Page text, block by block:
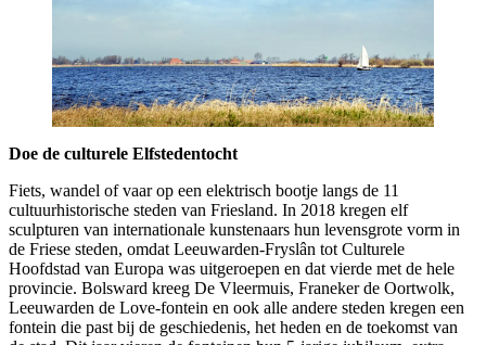
Doe de culturele Elfstedentocht
Fiets, wandel of vaar op een elektrisch bootje langs de 11
cultuurhistorische steden van Friesland. In 2018 kregen elf
sculpturen van internationale kunstenaars hun levensgrote vorm in
de Friese steden, omdat Leeuwarden-Fryslân tot Culturele
Hoofdstad van Europa was uitgeroepen en dat vierde met de hele
provincie. Bolsward kreeg De Vleermuis, Franeker de Oortwolk,
Leeuwarden de Love-fontein en ook alle andere steden kregen een
fontein die past bij de geschiedenis, het heden en de toekomst van